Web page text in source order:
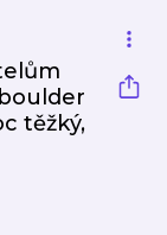
těžký,